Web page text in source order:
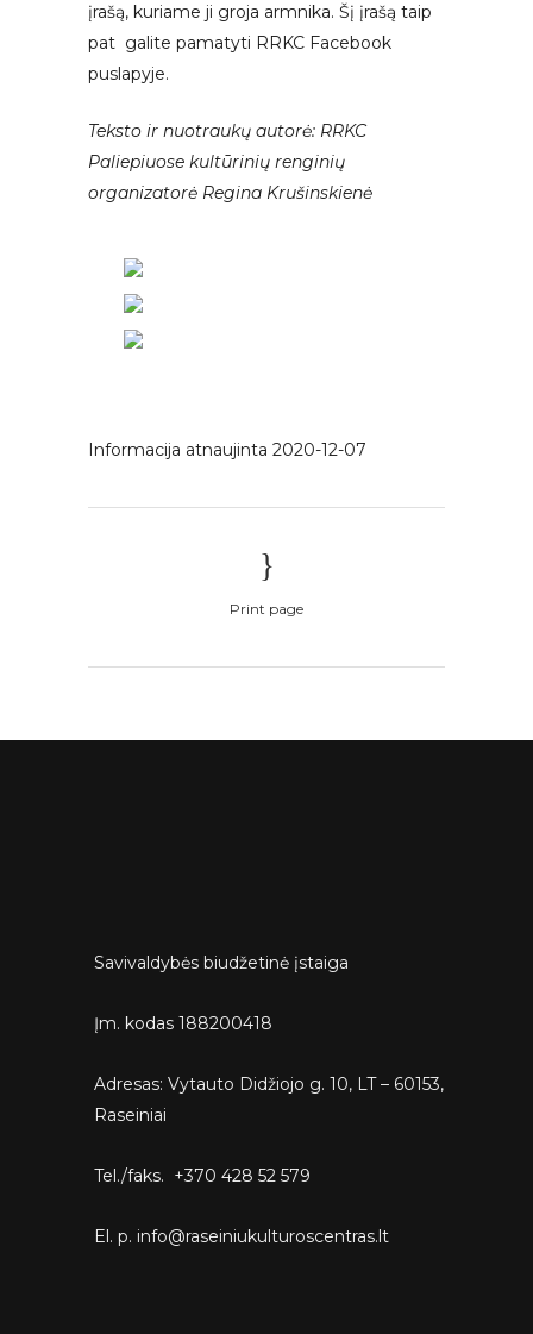
įrašą, kuriame ji groja armnika. Šį įrašą taip
pat galite pamatyti RRKC Facebook
puslapyje.
Teksto ir nuotraukų autorė: RRKC
Paliepiuose kultūrinių renginių
organizatorė Regina Krušinskienė
Informacija atnaujinta 2020-12-07
Print page
Savivaldybės biudžetinė įstaiga
Įm. kodas 188200418
Adresas: Vytauto Didžiojo g. 10, LT – 60153,
Raseiniai
Tel./faks. +370 428 52 579
El. p. info@raseiniukulturoscentras.lt